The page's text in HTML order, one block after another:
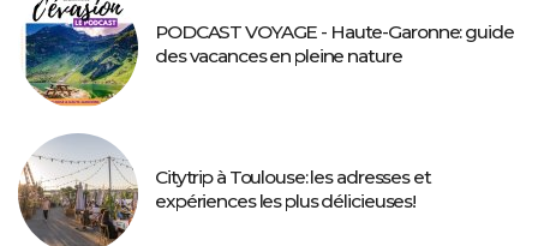
PODCAST VOYAGE - Haute-Garonne: guide
des vacances en pleine nature
Citytrip à Toulouse: les adresses et
expériences les plus délicieuses!